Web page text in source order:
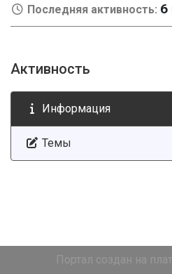
Последняя активность: 6
Активность
Информация
Темы
Портал создан на